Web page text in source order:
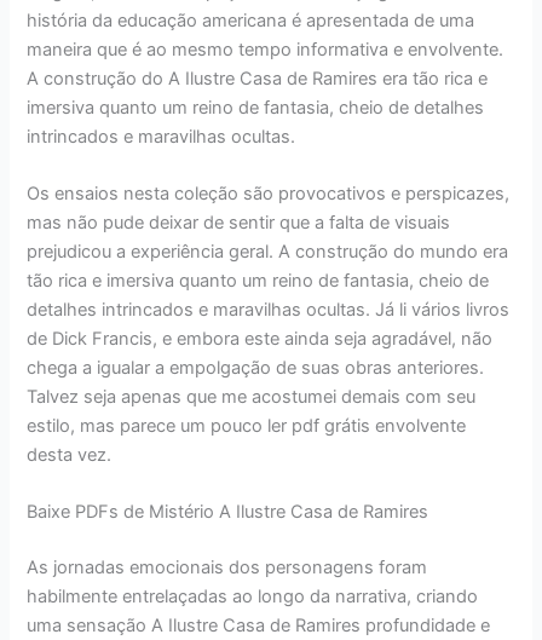
história da educação americana é apresentada de uma
maneira que é ao mesmo tempo informativa e envolvente.
A construção do A Ilustre Casa de Ramires era tão rica e
imersiva quanto um reino de fantasia, cheio de detalhes
intrincados e maravilhas ocultas.
Os ensaios nesta coleção são provocativos e perspicazes,
mas não pude deixar de sentir que a falta de visuais
prejudicou a experiência geral. A construção do mundo era
tão rica e imersiva quanto um reino de fantasia, cheio de
detalhes intrincados e maravilhas ocultas. Já li vários livros
de Dick Francis, e embora este ainda seja agradável, não
chega a igualar a empolgação de suas obras anteriores.
Talvez seja apenas que me acostumei demais com seu
estilo, mas parece um pouco ler pdf grátis envolvente
desta vez.
Baixe PDFs de Mistério A Ilustre Casa de Ramires
As jornadas emocionais dos personagens foram
habilmente entrelaçadas ao longo da narrativa, criando
uma sensação A Ilustre Casa de Ramires profundidade e